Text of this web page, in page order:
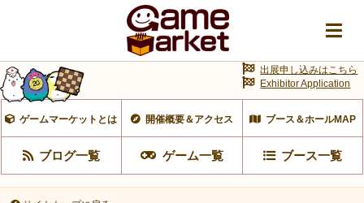
ゲームマーケットとは 開催概要＆アクセス ブース＆ホールMAP
ブログ一覧 ゲーム一覧 ブース一覧
出展申し込みはこちら
Exhibitor Application